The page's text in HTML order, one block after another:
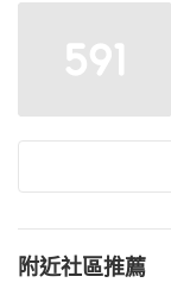
附近社區推薦